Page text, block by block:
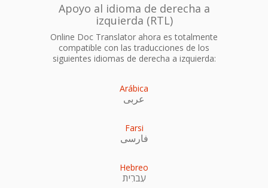
Apoyo al idioma de derecha a
izquierda (RTL)
Online Doc Translator ahora es totalmente
compatible con las traducciones de los
siguientes idiomas de derecha a izquierda:
Arábica
عربى
Farsi
فارسی
Hebreo
עִברִית